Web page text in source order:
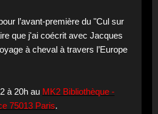
l’avant-première du "Cul sur
que j'ai coécrit avec Jacques
à cheval à travers l’Europe
à 20h au MK2 Bibliothèque -
75013 Paris.